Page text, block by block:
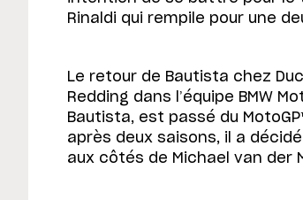
Rinaldi qui rempile pour une
Le retour de Bautista chez
Redding dans l’équipe BMW
Bautista, est passé du
après deux saisons, il a
aux côtés de Michael van der